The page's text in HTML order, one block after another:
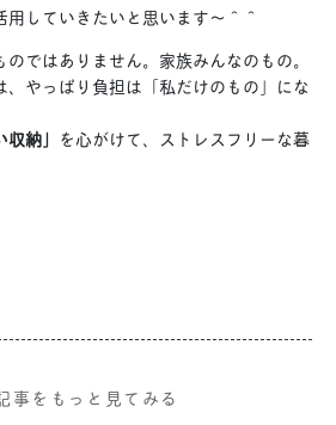
していきたいと思います～＾＾
ではありません。家族みんなのもの。
やっぱり負担は「私だけのもの」にな
納」 を心がけて、ストレスフリーな暮
事をもっと見てみる